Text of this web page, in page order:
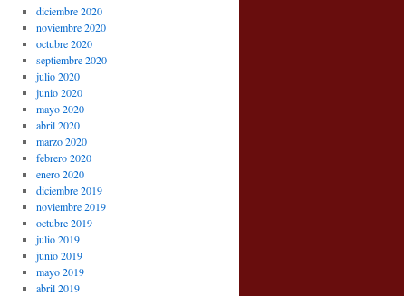
diciembre 2020
noviembre 2020
octubre 2020
septiembre 2020
julio 2020
junio 2020
mayo 2020
abril 2020
marzo 2020
febrero 2020
enero 2020
diciembre 2019
noviembre 2019
octubre 2019
julio 2019
junio 2019
mayo 2019
abril 2019